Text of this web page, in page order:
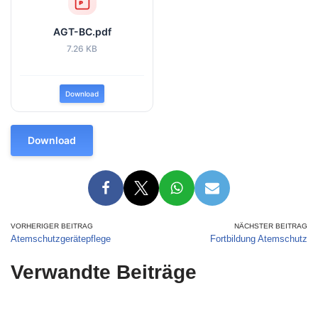
AGT-BC.pdf
7.26 KB
Download
Download
VORHERIGER BEITRAG
Atemschutzgerätepflege
NÄCHSTER BEITRAG
Fortbildung Atemschutz
Verwandte Beiträge